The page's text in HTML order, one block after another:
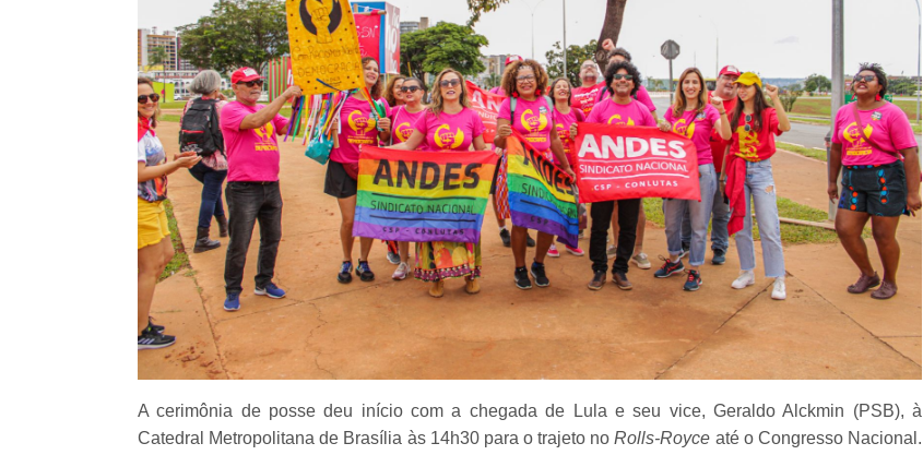
A cerimônia de posse deu início com a chegada de Lula e seu vice, Geraldo Alckmin (PSB), à
Catedral Metropolitana de Brasília às 14h30 para o trajeto noRolls-Royce até o Congresso Nacional.